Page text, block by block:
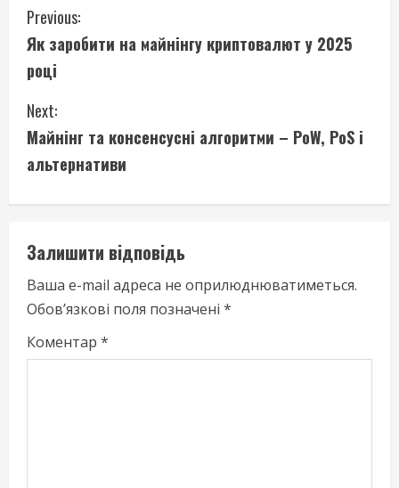
C
o
n
t
i
n
u
e
R
e
Previous:
Як заробити на майнінгу криптовалют у 2025
році
Next:
Майнінг та консенсусні алгоритми – PoW, PoS і
альтернативи
Залишити відповідь
Ваша e-mail адреса не оприлюднюватиметься.
Обов’язкові поля позначені *
Коментар *